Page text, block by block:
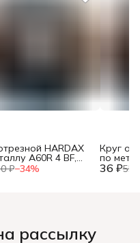
₽−34%
HARDAX
A60R 4 BF,
х 22 мм, (шт.) 36 ₽55
Круг
по
125 х
рассылку